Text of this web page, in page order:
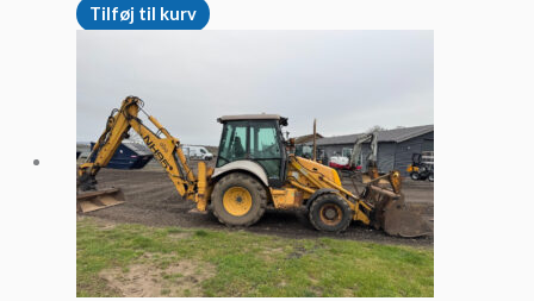
Tilføj til kurv